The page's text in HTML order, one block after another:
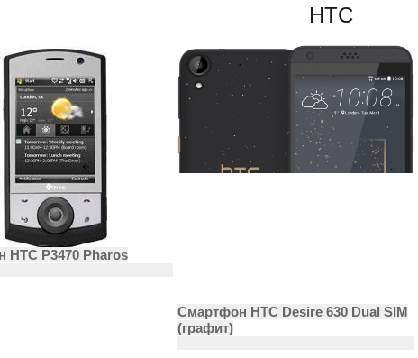
HTC
HTC P3470 Pharos
Смартфон HTC Desire 630 Dual SIM
(графит)